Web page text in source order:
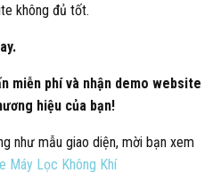
không đủ tốt.
miễn phí và nhận demo website
hiệu của bạn!
như mẫu giao diện, mời bạn xem
Máy Lọc Không Khí